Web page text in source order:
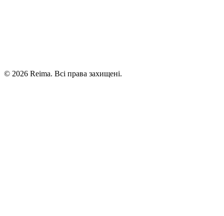
© 2026 Reima. Всі права захищені.